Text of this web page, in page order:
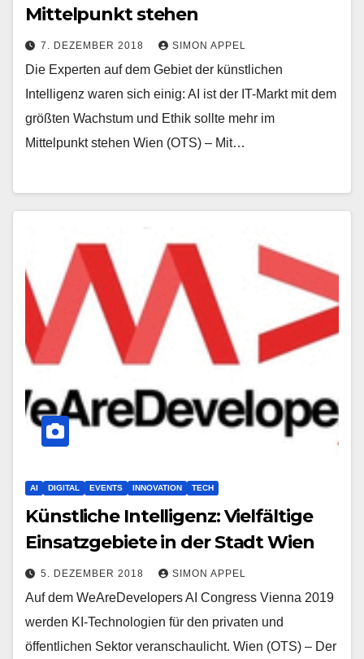
Mittelpunkt stehen
7. DEZEMBER 2018 SIMON APPEL
Die Experten auf dem Gebiet der künstlichen
Intelligenz waren sich einig: AI ist der IT-Markt mit dem
größten Wachstum und Ethik sollte mehr im
Mittelpunkt stehen Wien (OTS) – Mit…
AI DIGITAL EVENTS INNOVATION TECH
Künstliche Intelligenz: Vielfältige
Einsatzgebiete in der Stadt Wien
5. DEZEMBER 2018 SIMON APPEL
Auf dem WeAreDevelopers AI Congress Vienna 2019
werden KI-Technologien für den privaten und
öffentlichen Sektor veranschaulicht. Wien (OTS) – Der